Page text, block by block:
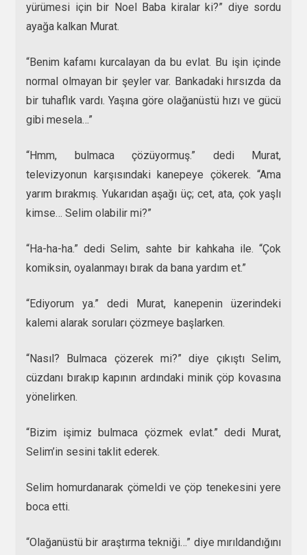
yürümesi için bir Noel Baba kiralar ki?” diye sordu
ayağa kalkan Murat.
“Benim kafamı kurcalayan da bu evlat. Bu işin içinde
normal olmayan bir şeyler var. Bankadaki hırsızda da
bir tuhaflık vardı. Yaşına göre olağanüstü hızı ve gücü
gibi mesela…”
“Hmm, bulmaca çözüyormuş.” dedi Murat,
televizyonun karşısındaki kanepeye çökerek. “Ama
yarım bırakmış. Yukarıdan aşağı üç; cet, ata, çok yaşlı
kimse… Selim olabilir mi?”
“Ha-ha-ha.” dedi Selim, sahte bir kahkaha ile. “Çok
komiksin, oyalanmayı bırak da bana yardım et.”
“Ediyorum ya.” dedi Murat, kanepenin üzerindeki
kalemi alarak soruları çözmeye başlarken.
“Nasıl? Bulmaca çözerek mi?” diye çıkıştı Selim,
cüzdanı bırakıp kapının ardındaki minik çöp kovasına
yönelirken.
“Bizim işimiz bulmaca çözmek evlat.” dedi Murat,
Selim’in sesini taklit ederek.
Selim homurdanarak çömeldi ve çöp tenekesini yere
boca etti.
“Olağanüstü bir araştırma tekniği…” diye mırıldandığını